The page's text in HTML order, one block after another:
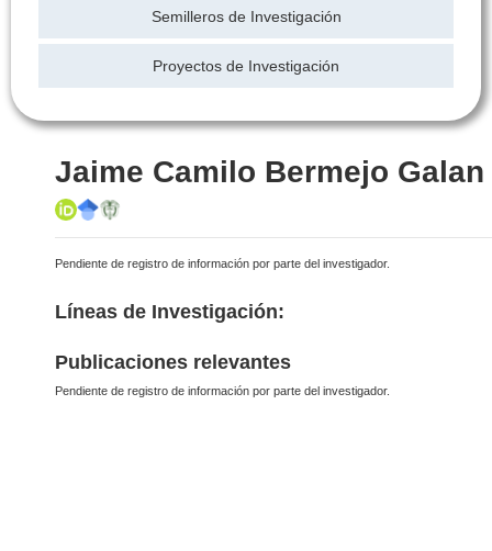
Semilleros de Investigación
Proyectos de Investigación
Jaime Camilo Bermejo Galan
Pendiente de registro de información por parte del investigador.
Líneas de Investigación:
Publicaciones relevantes
Pendiente de registro de información por parte del investigador.